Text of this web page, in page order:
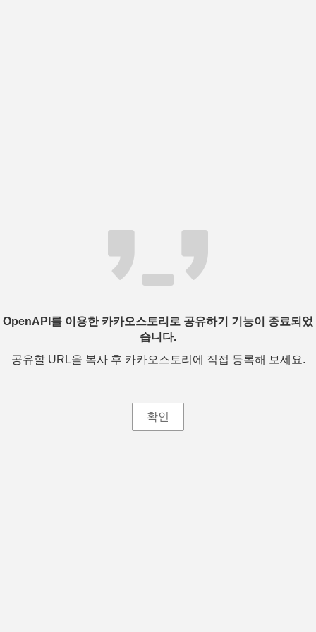
OpenAPI를 이용한 카카오스토리로 공유하기 기능이 종료되었
습니다.
공유할 URL을 복사 후 카카오스토리에 직접 등록해 보세요.
확인